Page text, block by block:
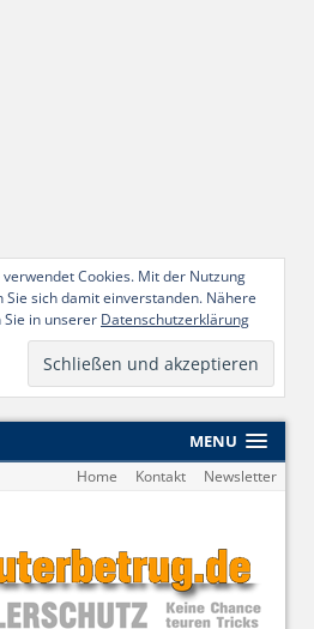
Cookies. Mit der Nutzung
sich damit einverstanden. Nähere
in unserer Datenschutzerklärung
MENU
Home Kontakt Newsletter